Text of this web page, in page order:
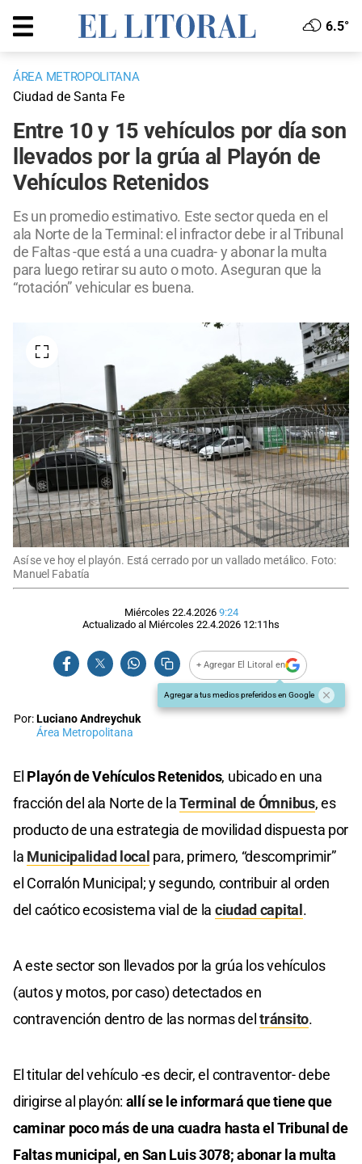
6.5°
ÁREA METROPOLITANA
Ciudad de Santa Fe
Entre 10 y 15 vehículos por día son
llevados por la grúa al Playón de
Vehículos Retenidos
Es un promedio estimativo. Este sector queda en el
ala Norte de la Terminal: el infractor debe ir al Tribunal
de Faltas -que está a una cuadra- y abonar la multa
para luego retirar su auto o moto. Aseguran que la
“rotación” vehicular es buena.
Así se ve hoy el playón. Está cerrado por un vallado metálico. Foto:
Manuel Fabatía
Miércoles 22.4.2026 9:24
Actualizado al Miércoles 22.4.2026 12:11hs
+ Agregar El Litoral en
Agregar a tus medios preferidos en Google
Por:Luciano Andreychuk
Área Metropolitana
El Playón de Vehículos Retenidos, ubicado en una
fracción del ala Norte de laTerminal de Ómnibus, es
producto de una estrategia de movilidad dispuesta por
la Municipalidad local para, primero, “descomprimir”
el Corralón Municipal; y segundo, contribuir al orden
del caótico ecosistema vial de la ciudad capital.
A este sector son llevados por la grúa los vehículos
(autos y motos, por caso) detectados en
contravención dentro de las normas deltránsito.
El titular del vehículo -es decir, el contraventor- debe
dirigirse al playón: allí se le informará que tiene que
caminar poco más de una cuadra hasta el Tribunal de
Faltas municipal, en San Luis 3078; abonar la multa